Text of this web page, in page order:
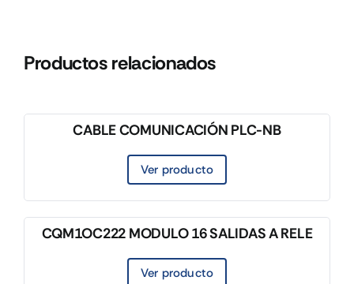
Productos relacionados
CABLE COMUNICACIÓN PLC-NB
Ver producto
CQM1OC222 MODULO 16 SALIDAS A RELE
Ver producto